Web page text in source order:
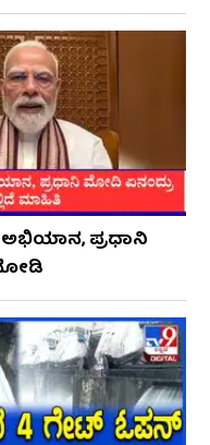
ಅಭಿಯಾನ, ಪ್ರಧಾನಿ